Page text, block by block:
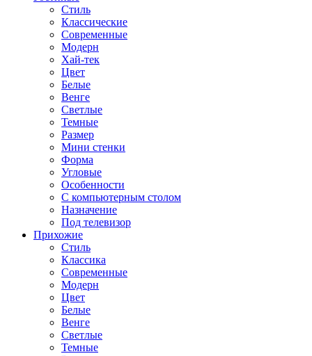
Стиль
Классические
Современные
Модерн
Хай-тек
Цвет
Белые
Венге
Светлые
Темные
Размер
Мини стенки
Форма
Угловые
Особенности
С компьютерным столом
Назначение
Под телевизор
Прихожие
Стиль
Классика
Современные
Модерн
Цвет
Белые
Венге
Светлые
Темные